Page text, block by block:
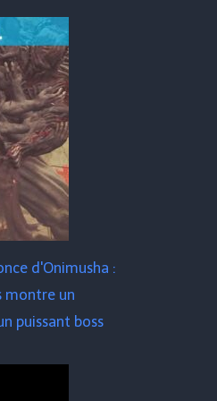
d'Onimusha :
montre un
puissant boss